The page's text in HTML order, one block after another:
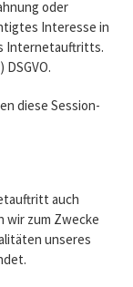
oder
Interesse in
Internetauftritts.
diese Session-
auch
wir zum Zwecke
unseres